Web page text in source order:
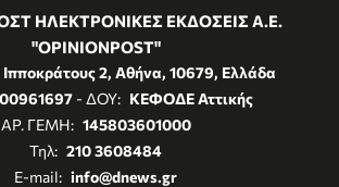
ΗΛΕΚΤΡΟΝΙΚΕΣ ΕΚΔΟΣΕΙΣ Α.Ε.
"OPINIONPOST"
Ιπποκράτους 2, Αθήνα, 10679, Ελλάδα
- ΔΟΥ: ΚΕΦΟΔΕ Αττικής
ΑΡ. ΓΕΜΗ: 145803601000
Τηλ: 210 3608484
E-mail: info@dnews.gr